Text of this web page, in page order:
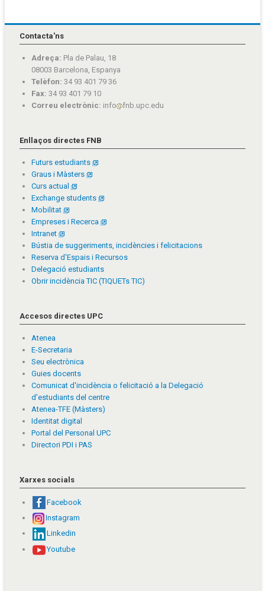
Contacta'ns
Adreça: Pla de Palau, 18
08003 Barcelona, Espanya
Telèfon: 34 93 401 79 36
Fax: 34 93 401 79 10
Correu electrònic: info fnb.upc.edu
Enllaços directes FNB
Futurs estudiants
Graus i Màsters
Curs actual
Exchange students
Mobilitat
Empreses i Recerca
Intranet
Bústia de suggeriments, incidències i felicitacions
Reserva d'Espais i Recursos
Delegació estudiants
Obrir incidència TIC (TIQUETs TIC)
Accesos directes UPC
Atenea
E-Secretaria
Seu electrònica
Guies docents
Comunicat d'incidència o felicitació a la Delegació
d'estudiants del centre
Atenea-TFE (Màsters)
Identitat digital
Portal del Personal UPC
Directori PDI i PAS
Xarxes socials
Facebook
Instagram
Linkedin
Youtube